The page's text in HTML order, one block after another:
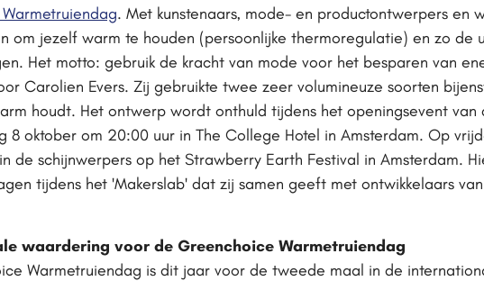
. Met kunstenaars, mode- en productontwerpers en
om jezelf warm te houden (persoonlijke thermoregulatie) en zo de
Het motto: gebruik de kracht van mode voor het besparen van
Carolien Evers. Zij gebruikte twee zeer volumineuze soorten
houdt. Het ontwerp wordt onthuld tijdens het openingsevent van
8 oktober om 20:00 uur in The College Hotel in Amsterdam. Op
de schijnwerpers op het Strawberry Earth Festival in Amsterdam.
tijdens het 'Makerslab' dat zij samen geeft met ontwikkelaars
waardering voor de Greenchoice Warmetruiendag
Warmetruiendag is dit jaar voor de tweede maal in de